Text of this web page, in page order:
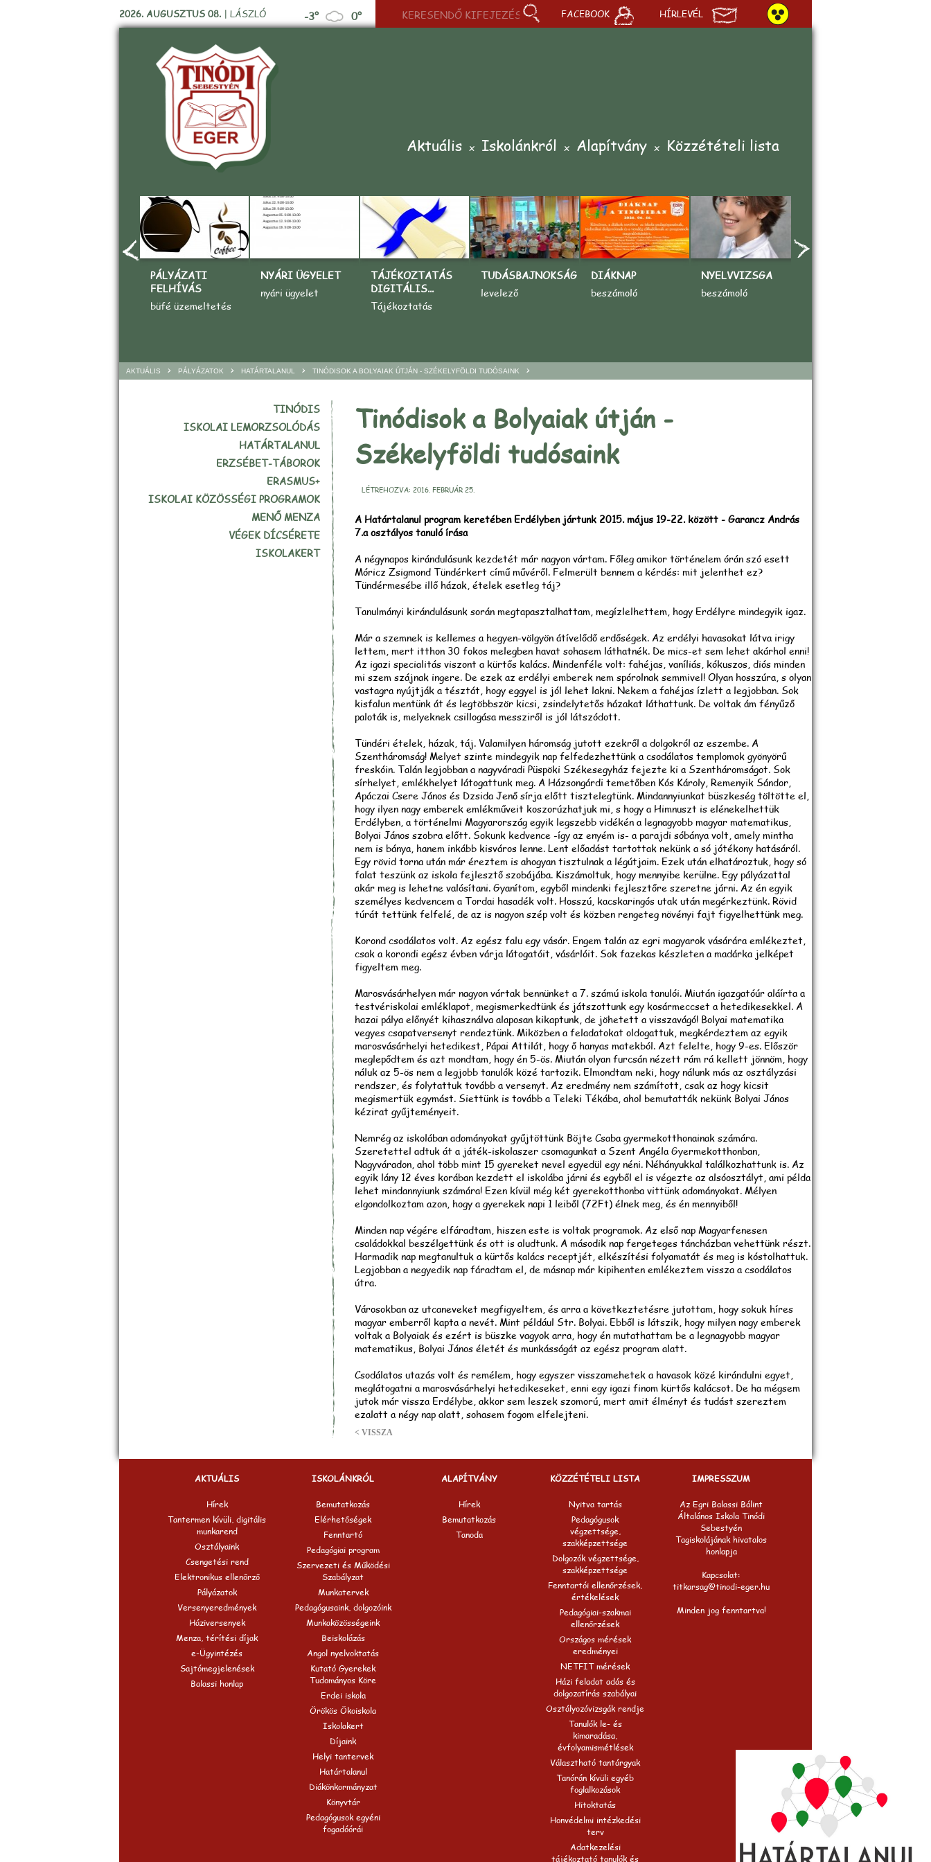
2026. AUGUSZTUS 08. | LÁSZLÓ -3° 0° FACEBOOK HÍRLEVÉL
Aktuális Iskolánkról Alapítvány Közzétételi lista
PÁLYÁZATI
FELHÍVÁS
büfé üzemeltetés
NYÁRI ÜGYELET
nyári ügyelet
TÁJÉKOZTATÁS
DIGITÁLIS...
Tájékoztatás
TUDÁSBAJNOKSÁG
levelező
DIÁKNAP
beszámoló
NYELVVIZSGA
beszámoló
AKTUÁLIS > PÁLYÁZATOK > HATÁRTALANUL > TINÓDISOK A BOLYAIAK ÚTJÁN - SZÉKELYFÖLDI TUDÓSAINK >
TINÓDIS
ISKOLAI LEMORZSOLÓDÁS
HATÁRTALANUL
ERZSÉBET-TÁBOROK
ERASMUS+
ISKOLAI KÖZÖSSÉGI PROGRAMOK
MENŐ MENZA
VÉGEK DÍCSÉRETE
ISKOLAKERT
Tinódisok a Bolyaiak útján -
Székelyföldi tudósaink
LÉTREHOZVA: 2016. FEBRUÁR 25.
A Határtalanul program keretében Erdélyben jártunk 2015. május 19-22. között - Garancz András
7.a osztályos tanuló írása
A négynapos kirándulásunk kezdetét már nagyon vártam. Főleg amikor történelem órán szó esett
Móricz Zsigmond Tündérkert című művéről. Felmerült bennem a kérdés: mit jelenthet ez?
Tündérmesébe illő házak, ételek esetleg táj?
Tanulmányi kirándulásunk során megtapasztalhattam, megízlelhettem, hogy Erdélyre mindegyik igaz.
Már a szemnek is kellemes a hegyen-völgyön átívelődő erdőségek. Az erdélyi havasokat látva irigy
lettem, mert itthon 30 fokos melegben havat sohasem láthatnék. De mics-et sem lehet akárhol enni!
Az igazi specialitás viszont a kürtős kalács. Mindenféle volt: fahéjas, vaníliás, kókuszos, diós minden
mi szem szájnak ingere. De ezek az erdélyi emberek nem spórolnak semmivel! Olyan hosszúra, s olyan
vastagra nyújtják a tésztát, hogy eggyel is jól lehet lakni. Nekem a fahéjas ízlett a legjobban. Sok
kisfalun mentünk át és legtöbbször kicsi, zsindelytetős házakat láthattunk. De voltak ám fényűző
paloták is, melyeknek csillogása messziről is jól látszódott.
Tündéri ételek, házak, táj. Valamilyen háromság jutott ezekről a dolgokról az eszembe. A
Szentháromság! Melyet szinte mindegyik nap felfedezhettünk a csodálatos templomok gyönyörű
freskóin. Talán legjobban a nagyváradi Püspöki Székesegyház fejezte ki a Szentháromságot. Sok
sírhelyet, emlékhelyet látogattunk meg. A Házsongárdi temetőben Kós Károly, Remenyik Sándor,
Apáczai Csere János és Dzsida Jenő sírja előtt tisztelegtünk. Mindannyiunkat büszkeség töltötte el,
hogy ilyen nagy emberek emlékműveit koszorúzhatjuk mi, s hogy a Himnuszt is elénekelhettük
Erdélyben, a történelmi Magyarország egyik legszebb vidékén a legnagyobb magyar matematikus,
Bolyai János szobra előtt. Sokunk kedvence -így az enyém is- a parajdi sóbánya volt, amely mintha
nem is bánya, hanem inkább kisváros lenne. Lent előadást tartottak nekünk a só jótékony hatásáról.
Egy rövid torna után már éreztem is ahogyan tisztulnak a légútjaim. Ezek után elhatároztuk, hogy só
falat teszünk az iskola fejlesztő szobájába. Kiszámoltuk, hogy mennyibe kerülne. Egy pályázattal
akár meg is lehetne valósítani. Gyanítom, egyből mindenki fejlesztőre szeretne járni. Az én egyik
személyes kedvencem a Tordai hasadék volt. Hosszú, kacskaringós utak után megérkeztünk. Rövid
túrát tettünk felfelé, de az is nagyon szép volt és közben rengeteg növényi fajt figyelhettünk meg.
Korond csodálatos volt. Az egész falu egy vásár. Engem talán az egri magyarok vásárára emlékeztet,
csak a korondi egész évben várja látogatóit, vásárlóit. Sok fazekas készleten a madárka jelképet
figyeltem meg.
Marosvásárhelyen már nagyon vártak bennünket a 7. számú iskola tanulói. Miután igazgatóúr aláírta a
testvériskolai emléklapot, megismerkedtünk és játszottunk egy kosármeccset a hetedikesekkel. A
hazai pálya előnyét kihasználva alaposan kikaptunk, de jöhetett a visszavágó! Bolyai matematika
vegyes csapatversenyt rendeztünk. Miközben a feladatokat oldogattuk, megkérdeztem az egyik
marosvásárhelyi hetedikest, Pápai Attilát, hogy ő hanyas matekból. Azt felelte, hogy 9-es. Először
meglepődtem és azt mondtam, hogy én 5-ös. Miután olyan furcsán nézett rám rá kellett jönnöm, hogy
náluk az 5-ös nem a legjobb tanulók közé tartozik. Elmondtam neki, hogy nálunk más az osztályzási
rendszer, és folytattuk tovább a versenyt. Az eredmény nem számított, csak az hogy kicsit
megismertük egymást. Siettünk is tovább a Teleki Tékába, ahol bemutatták nekünk Bolyai János
kézirat gyűjteményeit.
Nemrég az iskolában adományokat gyűjtöttünk Böjte Csaba gyermekotthonainak számára.
Szeretettel adtuk át a játék-iskolaszer csomagunkat a Szent Angéla Gyermekotthonban,
Nagyváradon, ahol több mint 15 gyereket nevel egyedül egy néni. Néhányukkal találkozhattunk is. Az
egyik lány 12 éves korában kezdett el iskolába járni és egyből el is végezte az alsóosztályt, ami példa
lehet mindannyiunk számára! Ezen kívül még két gyerekotthonba vittünk adományokat. Mélyen
elgondolkoztam azon, hogy a gyerekek napi 1 leiből (72Ft) élnek meg, és én mennyiből!
Minden nap végére elfáradtam, hiszen este is voltak programok. Az első nap Magyarfenesen
családokkal beszélgettünk és ott is aludtunk. A második nap fergeteges táncházban vehettünk részt.
Harmadik nap megtanultuk a kürtős kalács receptjét, elkészítési folyamatát és meg is kóstolhattuk.
Legjobban a negyedik nap fáradtam el, de másnap már kipihenten emlékeztem vissza a csodálatos
útra.
Városokban az utcaneveket megfigyeltem, és arra a következtetésre jutottam, hogy sokuk híres
magyar emberről kapta a nevét. Mint például Str. Bolyai. Ebből is látszik, hogy milyen nagy emberek
voltak a Bolyaiak és ezért is büszke vagyok arra, hogy én mutathattam be a legnagyobb magyar
matematikus, Bolyai János életét és munkásságát az egész program alatt.
Csodálatos utazás volt és remélem, hogy egyszer visszamehetek a havasok közé kirándulni egyet,
meglátogatni a marosvásárhelyi hetedikeseket, enni egy igazi finom kürtős kalácsot. De ha mégsem
jutok már vissza Erdélybe, akkor sem leszek szomorú, mert amit élményt és tudást szereztem
ezalatt a négy nap alatt, sohasem fogom elfelejteni.
< VISSZA
AKTUÁLIS
Hírek
Tantermen kívüli, digitális
munkarend
Osztályaink
Csengetési rend
Elektronikus ellenőrző
Pályázatok
Versenyeredmények
Háziversenyek
Menza, térítési díjak
e-Ügyintézés
Sajtómegjelenések
Balassi honlap
ISKOLÁNKRÓL
Bemutatkozás
Elérhetőségek
Fenntartó
Pedagógiai program
Szervezeti és Működési
Szabályzat
Munkatervek
Pedagógusaink, dolgozóink
Munkaközösségeink
Beiskolázás
Angol nyelvoktatás
Kutató Gyerekek
Tudományos Köre
Erdei iskola
Örökös Ökoiskola
Iskolakert
Díjaink
Helyi tantervek
Határtalanul
Diákönkormányzat
Könyvtár
Pedagógusok egyéni
fogadóórái
ALAPÍTVÁNY
Hírek
Bemutatkozás
Tanoda
KÖZZÉTÉTELI LISTA
Nyitva tartás
Pedagógusok
végzettsége,
szakképzettsége
Dolgozók végzettsége,
szakképzettsége
Fenntartói ellenőrzések,
értékelések
Pedagógiai-szakmai
ellenőrzések
Országos mérések
eredményei
NETFIT mérések
Házi feladat adás és
dolgozatírás szabályai
Osztályozóvizsgák rendje
Tanulók le- és
kimaradása,
évfolyamismétlések
Választható tantárgyak
Tanórán kívüli egyéb
foglalkozások
Hitoktatás
Honvédelmi intézkedési
terv
Adatkezelési
tájékoztató tanulók és
IMPRESSZUM
Az Egri Balassi Bálint
Általános Iskola Tinódi
Sebestyén
Tagiskolájának hivatalos
honlapja
Kapcsolat:
titkarsag@tinodi-eger.hu
Minden jog fenntartva!